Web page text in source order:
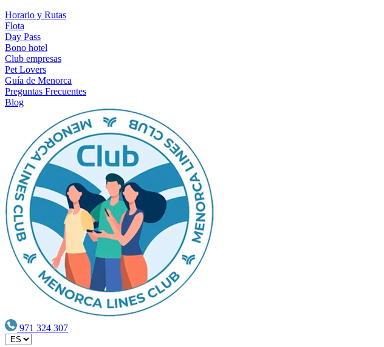
Horario y Rutas
Flota
Day Pass
Bono hotel
Club empresas
Pet Lovers
Guía de Menorca
Preguntas Frecuentes
Blog
971 324 307